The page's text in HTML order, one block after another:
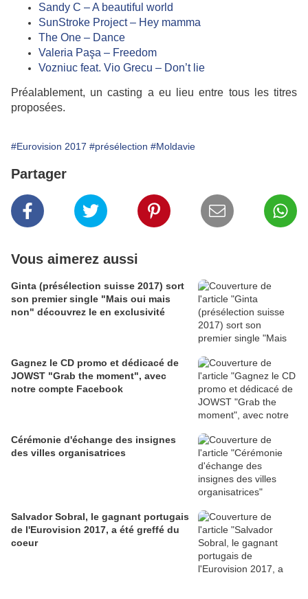
Sandy C – A beautiful world
SunStroke Project – Hey mamma
The One – Dance
Valeria Paşa – Freedom
Vozniuc feat. Vio Grecu – Don’t lie
Préalablement, un casting a eu lieu entre tous les titres
proposées.
#Eurovision 2017 #présélection #Moldavie
Partager
Vous aimerez aussi
Ginta (présélection suisse 2017) sort
son premier single "Mais oui mais
non" découvrez le en exclusivité
Gagnez le CD promo et dédicacé de
JOWST "Grab the moment", avec
notre compte Facebook
Cérémonie d'échange des insignes
des villes organisatrices
Salvador Sobral, le gagnant portugais
de l'Eurovision 2017, a été greffé du
coeur